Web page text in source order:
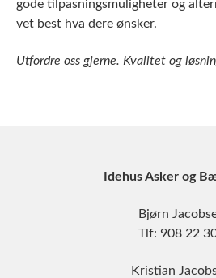
gode tilpasningsmuligheter og
vet best hva dere ønsker.
Utfordre oss gjerne. Kvalitet og
Idehus Asker og
Bjørn
Tlf: 908 22
Kristian